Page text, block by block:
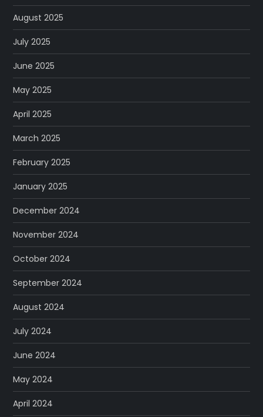
August 2025
July 2025
June 2025
May 2025
April 2025
March 2025
February 2025
January 2025
December 2024
November 2024
October 2024
September 2024
August 2024
July 2024
June 2024
May 2024
April 2024